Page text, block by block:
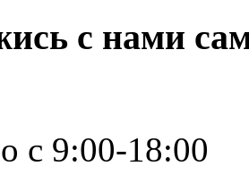
с нами
с 9:00-18:00